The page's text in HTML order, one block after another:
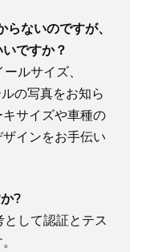
ないのですが、
ですか？
ルサイズ、
の写真をお知ら
サイズや車種の
インをお手伝い
?
して認証とテス